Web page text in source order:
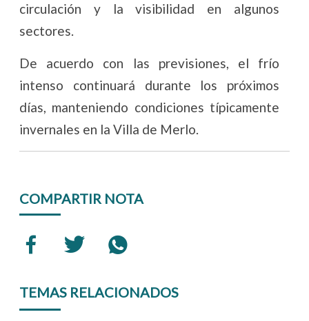
circulación y la visibilidad en algunos
sectores.
De acuerdo con las previsiones, el frío
intenso continuará durante los próximos
días, manteniendo condiciones típicamente
invernales en la Villa de Merlo.
COMPARTIR NOTA
TEMAS RELACIONADOS